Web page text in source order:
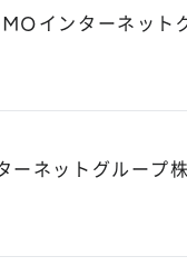
インターネッ
ーネットグループ